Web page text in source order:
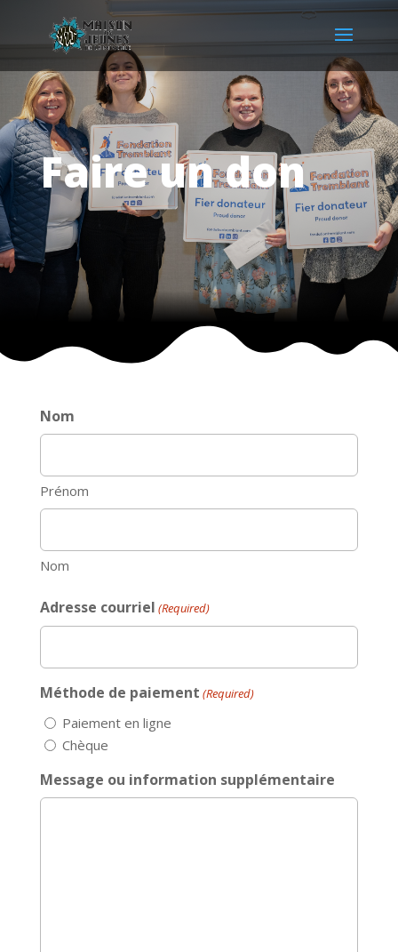
Faire un don
Nom
Prénom
Nom
Adresse courriel (Required)
Méthode de paiement (Required)
Paiement en ligne
Chèque
Message ou information supplémentaire